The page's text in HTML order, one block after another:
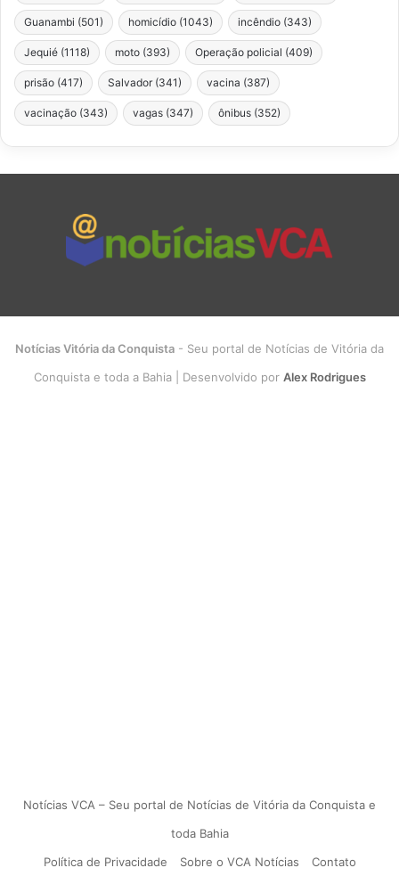
Guanambi (501) homicídio (1043) incêndio (343)
Jequié (1118) moto (393) Operação policial (409)
prisão (417) Salvador (341) vacina (387)
vacinação (343) vagas (347) ônibus (352)
Notícias Vitória da Conquista - Seu portal de Notícias de Vitória da
Conquista e toda a Bahia | Desenvolvido por Alex Rodrigues
Notícias VCA – Seu portal de Notícias de Vitória da Conquista e
toda Bahia
Política de Privacidade
Sobre o VCA Notícias Contato